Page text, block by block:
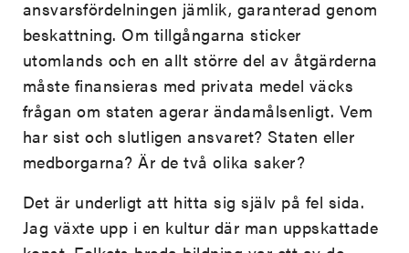
ansvarsfördelningen jämlik, garanterad genom
beskattning. Om tillgångarna sticker
utomlands och en allt större del av åtgärderna
måste finansieras med privata medel väcks
frågan om staten agerar ändamålsenligt. Vem
har sist och slutligen ansvaret? Staten eller
medborgarna? Är de två olika saker?
Det är underligt att hitta sig själv på fel sida.
Jag växte upp i en kultur där man uppskattade